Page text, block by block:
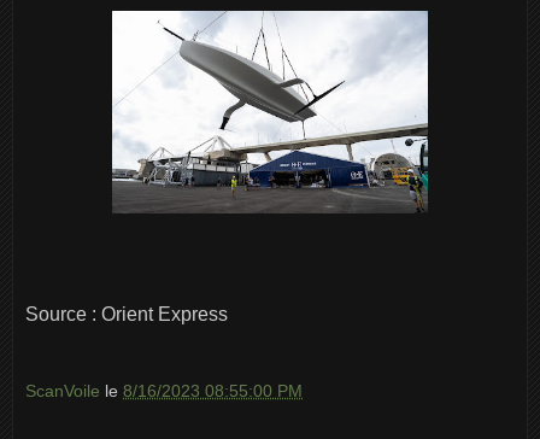
Source : Orient Express
ScanVoile le 8/16/2023 08:55:00 PM